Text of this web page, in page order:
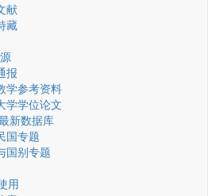
献
藏
报
学参考资料
学学位论文
新数据库
国专题
国别专题
用